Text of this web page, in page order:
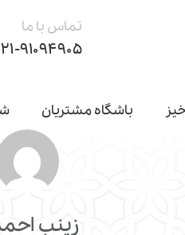
تماس با ما
۰۲۱-
باشگاه مشتریان
زینب